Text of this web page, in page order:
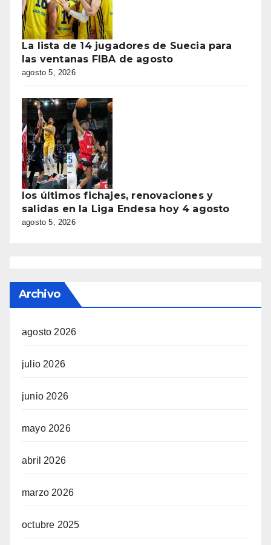
La lista de 14 jugadores de Suecia para
las ventanas FIBA de agosto
agosto 5, 2026
los últimos fichajes, renovaciones y
salidas en la Liga Endesa hoy 4 agosto
agosto 5, 2026
Archivo
agosto 2026
julio 2026
junio 2026
mayo 2026
abril 2026
marzo 2026
octubre 2025